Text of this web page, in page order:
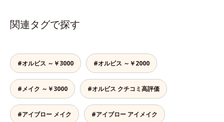
関連タグで探す
#オルビス ～￥3000 #オルビス ～￥2000
#メイク ～￥3000 #オルビス クチコミ高評価
#アイブロー メイク #アイブロー アイメイク